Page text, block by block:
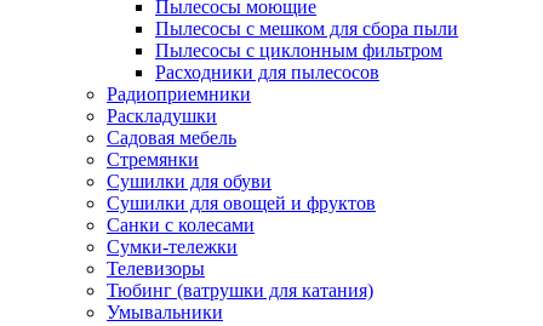
Пылесосы моющие
Пылесосы с мешком для сбора пыли
Пылесосы с циклонным фильтром
Расходники для пылесосов
Радиоприемники
Раскладушки
Садовая мебель
Стремянки
Сушилки для обуви
Сушилки для овощей и фруктов
Санки с колесами
Сумки-тележки
Телевизоры
Тюбинг (ватрушки для катания)
Умывальники